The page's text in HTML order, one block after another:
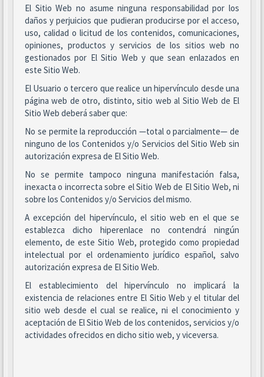
El Sitio Web no asume ninguna responsabilidad por los
daños y perjuicios que pudieran producirse por el acceso,
uso, calidad o licitud de los contenidos, comunicaciones,
opiniones, productos y servicios de los sitios web no
gestionados por El Sitio Web y que sean enlazados en
este Sitio Web.
El Usuario o tercero que realice un hipervínculo desde una
página web de otro, distinto, sitio web al Sitio Web de El
Sitio Web deberá saber que:
No se permite la reproducción —total o parcialmente— de
ninguno de los Contenidos y/o Servicios del Sitio Web sin
autorización expresa de El Sitio Web.
No se permite tampoco ninguna manifestación falsa,
inexacta o incorrecta sobre el Sitio Web de El Sitio Web, ni
sobre los Contenidos y/o Servicios del mismo.
A excepción del hipervínculo, el sitio web en el que se
establezca dicho hiperenlace no contendrá ningún
elemento, de este Sitio Web, protegido como propiedad
intelectual por el ordenamiento jurídico español, salvo
autorización expresa de El Sitio Web.
El establecimiento del hipervínculo no implicará la
existencia de relaciones entre El Sitio Web y el titular del
sitio web desde el cual se realice, ni el conocimiento y
aceptación de El Sitio Web de los contenidos, servicios y/o
actividades ofrecidos en dicho sitio web, y viceversa.